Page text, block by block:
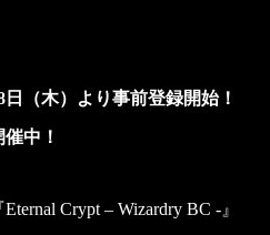
（木）より事前登録開始！
中！
Crypt – Wizardry BC -』